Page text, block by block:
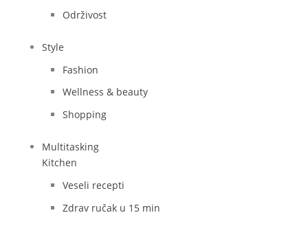
Održivost
Style
Fashion
Wellness & beauty
Shopping
Multitasking
Kitchen
Veseli recepti
Zdrav ručak u 15 min